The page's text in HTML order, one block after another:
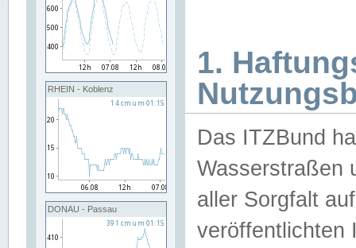
RHEIN - Koblenz
DONAU - Passau
1.
Das ITZBund
Wasserstraßen
aller Sorgfalt
veröffentlichten